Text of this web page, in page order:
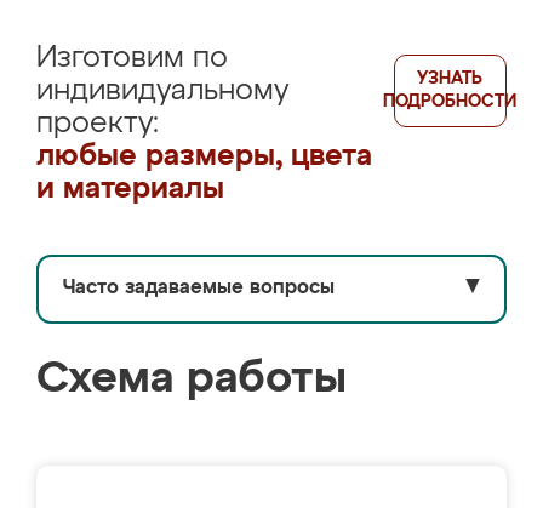
Изготовим по
индивидуальному
проекту:
любые размеры, цвета
и материалы
УЗНАТЬ
ПОДРОБНОСТИ
Часто задаваемые вопросы ▼
Схема работы